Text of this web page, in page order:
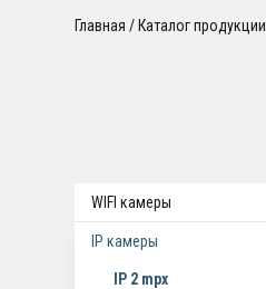
Главная Каталог продукции
WIFI камеры
IP камеры
IP 2 mpx